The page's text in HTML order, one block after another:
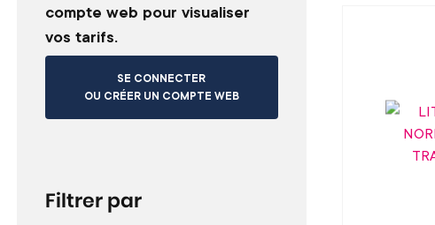
compte web pour visualiser
vos tarifs.
SE CONNECTER
OU CRÉER UN COMPTE WEB
Filtrer par